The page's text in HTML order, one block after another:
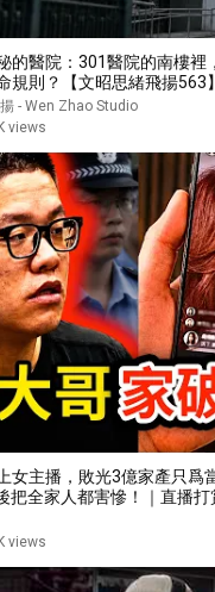
的醫院：301醫院的南樓裡
規則？【文昭思緒飛揚563】
- Wen Zhao Studio
views
女主播，敗光3億家產只爲
把全家人都害慘！｜直播打
views